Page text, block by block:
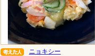
ニョキシー